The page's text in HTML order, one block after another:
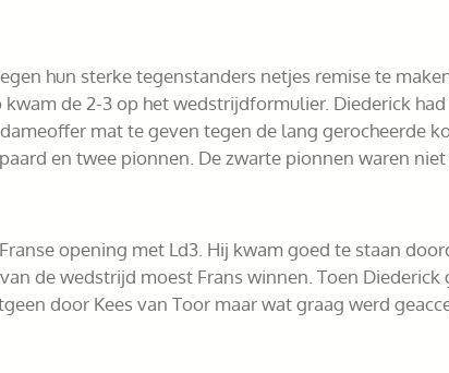
hun sterke tegenstanders netjes remise te
de 2-3 op het wedstrijdformulier. Diederick
mat te geven tegen de lang gerocheerde
en twee pionnen. De zwarte pionnen waren
opening met Ld3. Hij kwam goed te staan
de wedstrijd moest Frans winnen. Toen
door Kees van Toor maar wat graag werd